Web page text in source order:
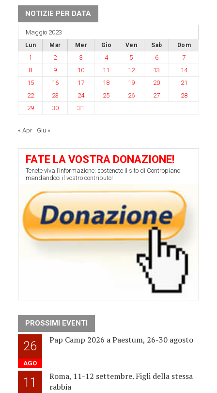
NOTIZIE PER DATA
Maggio 2023
Lun Mar Mer Gio Ven Sab Dom
1 2 3 4 5 6
7
8
9 10 11 12 13
14
15
16 17 18 19 20
21
22
23 24 25 26 27
28
29
30 31
« Apr Giu »
FATE LA VOSTRA DONAZIONE!
Tenete viva l’informazione: sostenete il sito di Contropiano
mandandoci il vostro contributo!
PROSSIMI EVENTI
26
AGO
Pap Camp 2026 a Paestum, 26-30 agosto
11
Roma, 11-12 settembre. Figli della stessa
rabbia